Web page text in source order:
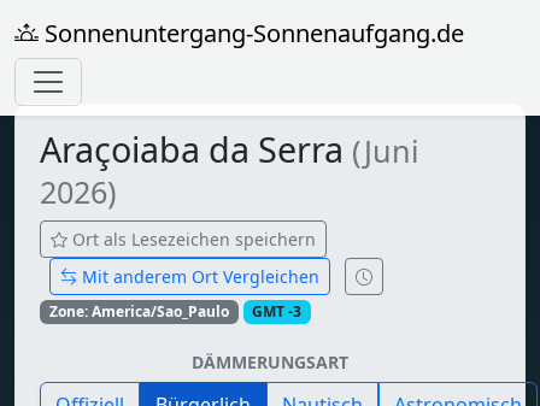
Sonnenuntergang-Sonnenaufgang.de
Araçoiaba da Serra (Juni
2026)
Ort als Lesezeichen speichern
Mit anderem Ort Vergleichen
Zone: America/Sao_Paulo GMT -3
DÄMMERUNGSART